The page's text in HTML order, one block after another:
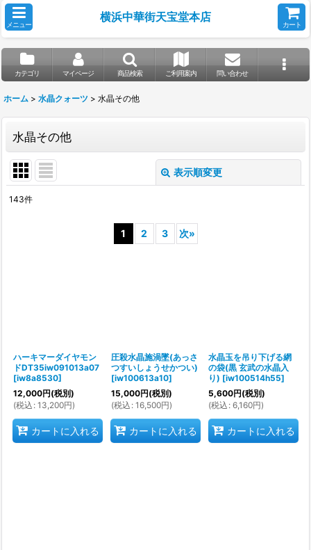
メニュー
横浜中華街天宝堂本店
カート
カテゴリ マイページ 商品検索 ご利用案内 問い合わせ
ホーム > 水晶クォーツ > 水晶その他
水晶その他
表示順変更
143件
1 2 3 次»
ハーキマーダイヤモン
ドDT35iw091013a07
[iw8a8530]
12,000円(税別)
(税込 : 13,200円)
カートに入れる
圧殺水晶施渦墜(あっさ
つすいしょうせかつい)
[iw100613a10]
15,000円(税別)
(税込 : 16,500円)
カートに入れる
水晶玉を吊り下げる網
の袋(黒 玄武の水晶入
り) [iw100514h55]
5,600円(税別)
(税込 : 6,160円)
カートに入れる